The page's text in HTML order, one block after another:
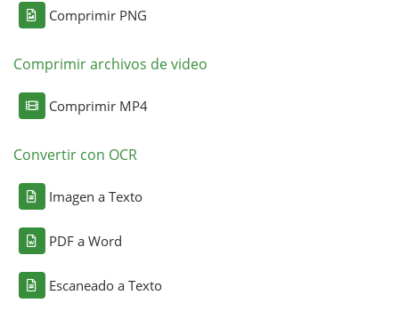
Comprimir PNG
Comprimir archivos de video
Comprimir MP4
Convertir con OCR
Imagen a Texto
PDF a Word
Escaneado a Texto